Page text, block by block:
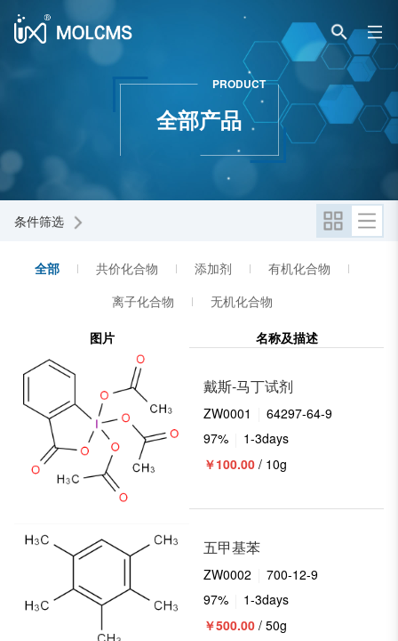
全部产品
PRODUCT
条件筛选
全部 共价化合物 添加剂
有机化合物
离子化合物
无机化合物
图片 名称及描述
戴斯-马丁试剂
ZW0001
64297-64-9
97%
1-3days
￥100.00 / 10g
五甲基苯
ZW0002
700-12-9
97%
1-3days
￥500.00 / 50g